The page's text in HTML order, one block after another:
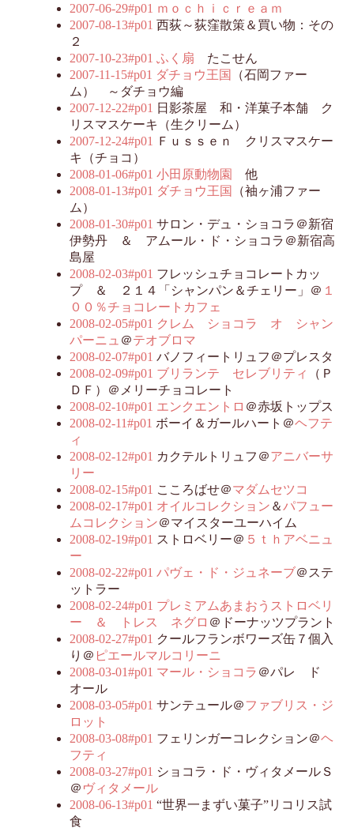
2007-06-29#p01 ｍｏｃｈｉｃｒｅａｍ
2007-08-13#p01 西荻～荻窪散策＆買い物：その
２
2007-10-23#p01 ふく扇 たこせん
2007-11-15#p01 ダチョウ王国
（石岡ファー
ム） ～ダチョウ編
2007-12-22#p01 日影茶屋 和・洋菓子本舗 ク
リスマスケーキ（生クリーム）
2007-12-24#p01
Ｆｕｓｓｅｎ クリスマスケー
キ（チョコ）
2008-01-06#p01 小田原動物園
他
2008-01-13#p01 ダチョウ王国
（袖ヶ浦ファー
ム）
2008-01-30#p01 サロン・デュ・ショコラ＠新宿
伊勢丹 ＆ アムール・ド・ショコラ＠新宿高
島屋
2008-02-03#p01 フレッシュチョコレートカッ
プ ＆ ２１４「シャンパン＆チェリー」＠ １
００％チョコレートカフェ
2008-02-05#p01 クレム ショコラ オ シャン
パーニュ ＠テオブロマ
2008-02-07#p01 バノフィートリュフ＠プレスタ
2008-02-09#p01 ブリランテ セレブリティ
（Ｐ
ＤＦ）＠メリーチョコレート
2008-02-10#p01 エンクエントロ ＠赤坂トップス
2008-02-11#p01 ボーイ＆ガールハート＠ヘフテ
ィ
2008-02-12#p01 カクテルトリュフ＠アニバーサ
リー
2008-02-15#p01 こころばせ＠マダムセツコ
2008-02-17#p01 オイルコレクション ＆パフュー
ムコレクション＠マイスターユーハイム
2008-02-19#p01 ストロベリー＠ ５ｔｈアベニュ
ー
2008-02-22#p01 パヴェ・ド・ジュネーブ＠ステ
ットラー
2008-02-24#p01 プレミアムあまおうストロベリ
ー ＆ トレス ネグロ ＠ドーナッツプラント
2008-02-27#p01 クールフランボワーズ缶７個入
り＠ ピエールマルコリーニ
2008-03-01#p01 マール・ショコラ ＠パレ ド
オール
2008-03-05#p01 サンテュール＠ファブリス・ジ
ロット
2008-03-08#p01 フェリンガーコレクション＠ヘ
フティ
2008-03-27#p01 ショコラ・ド・ヴィタメールＳ
＠ ヴィタメール
2008-06-13#p01 “世界一まずい菓子”リコリス試
食